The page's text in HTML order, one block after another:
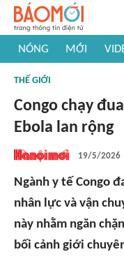
NÓNG MỚI
#Khám phá thế giới
THẾ GIỚI
Congo chạy
Ebola lan rộng
19/5/2026
Ngành y tế Congo
nhân lực và vận
này nhằm ngăn
bối cảnh giới